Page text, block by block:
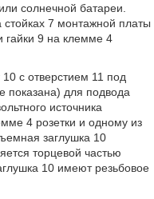
солнечной батареи.
7 монтажной платы
гайки 9 на клемме 4
с отверстием 11 под
показана) для подвода
источника
4 розетки и одному из
заглушка 10
торцевой частью
10 имеют резьбовое